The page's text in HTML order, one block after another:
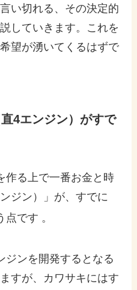
い切れる、その決定的
していきます。これを
望が湧いてくるはずで
4エンジン）がすで
作る上で一番お金と時
ジン）」が、すでに
点です 。
ジンを開発するとなる
すが、カワサキにはす